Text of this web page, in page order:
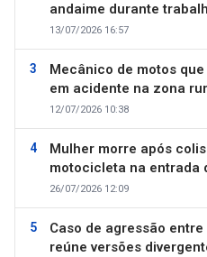
andaime durante
13/07/2026 16:57
Mecânico de motos
em acidente na zona
12/07/2026 10:38
Mulher morre após
motocicleta na entrada
26/07/2026 12:09
Caso de agressão
reúne versões